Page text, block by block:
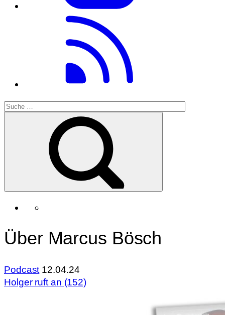
Über Marcus Bösch
Podcast 12.04.24
Holger ruft an (152)